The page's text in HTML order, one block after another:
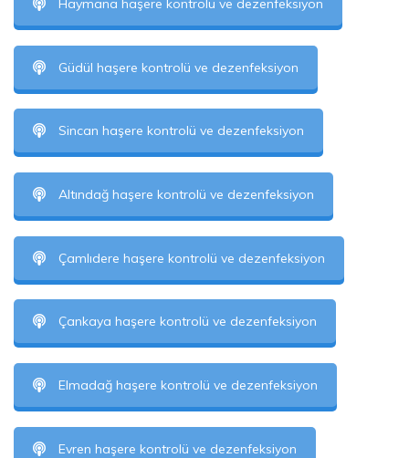
Haymana haşere kontrolü ve dezenfeksiyon
Güdül haşere kontrolü ve dezenfeksiyon
Sincan haşere kontrolü ve dezenfeksiyon
Altındağ haşere kontrolü ve dezenfeksiyon
Çamlıdere haşere kontrolü ve dezenfeksiyon
Çankaya haşere kontrolü ve dezenfeksiyon
Elmadağ haşere kontrolü ve dezenfeksiyon
Evren haşere kontrolü ve dezenfeksiyon